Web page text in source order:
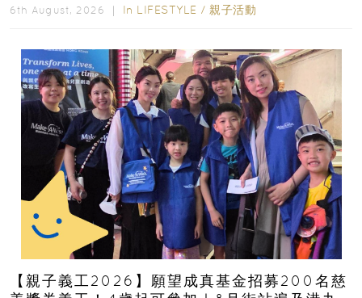
6th August, 2026 ｜ In LIFESTYLE / 親子活動
【親子義工2026】願望成真基金招募200名慈